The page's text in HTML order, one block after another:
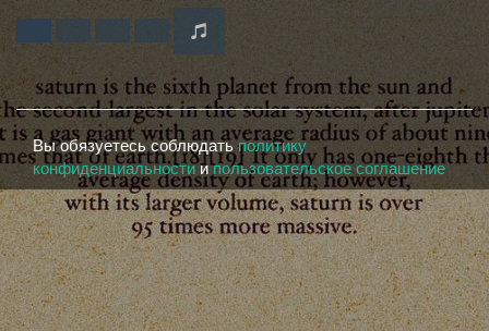
Вы обязуетесь соблюдатьполитику
конфиденциальностиипользовательское соглашение